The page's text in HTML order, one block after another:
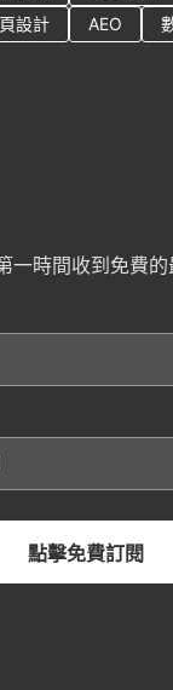
設計 AEO
一時間收到免費的
點擊免費訂閱